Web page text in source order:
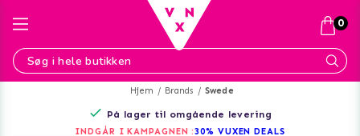
Hjem Brands Swede
På lager til omgående levering
INDGÅR I KAMPAGNEN :30% VUXEN DEALS
0